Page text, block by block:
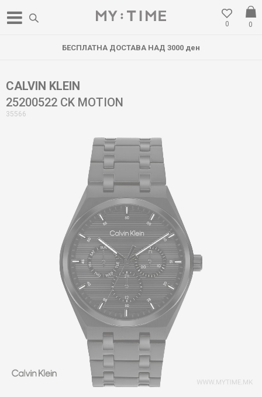
0
0
БЕСПЛАТНА ДОСТАВА НАД 3000 ден
CALVIN KLEIN
25200522 CK MOTION
35566